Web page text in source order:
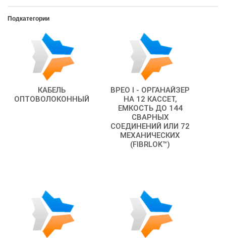
Подкатегории
КАБЕЛЬ
ОПТОВОЛОКОННЫЙ
BPEO I - ОРГАНАЙЗЕР
НА 12 КАССЕТ,
ЕМКОСТЬ ДО 144
СВАРНЫХ
СОЕДИНЕНИЙ ИЛИ 72
МЕХАНИЧЕСКИХ
(FIBRLOK™)